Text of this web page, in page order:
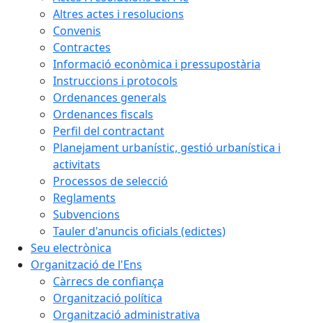
Altres actes i resolucions
Convenis
Contractes
Informació econòmica i pressupostària
Instruccions i protocols
Ordenances generals
Ordenances fiscals
Perfil del contractant
Planejament urbanístic, gestió urbanística i
activitats
Processos de selecció
Reglaments
Subvencions
Tauler d'anuncis oficials (edictes)
Seu electrònica
Organització de l'Ens
Càrrecs de confiança
Organització política
Organització administrativa